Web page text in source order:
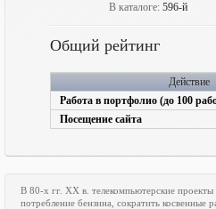
В каталоге: 596-й
Общий рейтинг
Действие
Работа в портфолио (до 100
Посещение сайта
В 80-х гг. XX в. телекомпьютерские проекты
потребление бензина, сократить